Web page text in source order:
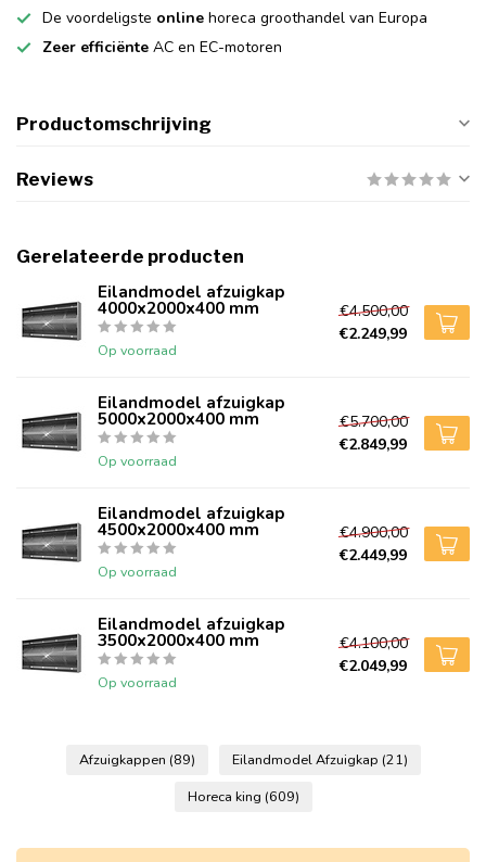
De voordeligste online horeca groothandel van Europa
Zeer efficiënte AC en EC-motoren
Productomschrijving
Reviews
Gerelateerde producten
Eilandmodel afzuigkap
4000x2000x400 mm
Op voorraad
€4.500,00
€2.249,99
Eilandmodel afzuigkap
5000x2000x400 mm
Op voorraad
€5.700,00
€2.849,99
Eilandmodel afzuigkap
4500x2000x400 mm
Op voorraad
€4.900,00
€2.449,99
Eilandmodel afzuigkap
3500x2000x400 mm
Op voorraad
€4.100,00
€2.049,99
Afzuigkappen (89) Eilandmodel Afzuigkap (21)
Horeca king (609)